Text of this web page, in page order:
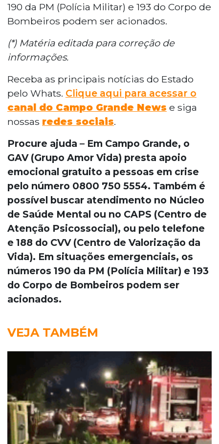
190 da PM (Polícia Militar) e 193 do Corpo de
Bombeiros podem ser acionados.
(*) Matéria editada para correção de
informações.
Receba as principais notícias do Estado
pelo Whats. Clique aqui para acessar o
canal do Campo Grande News e siga
nossas redes sociais.
Procure ajuda – Em Campo Grande, o
GAV (Grupo Amor Vida) presta apoio
emocional gratuito a pessoas em crise
pelo número 0800 750 5554. Também é
possível buscar atendimento no Núcleo
de Saúde Mental ou no CAPS (Centro de
Atenção Psicossocial), ou pelo telefone
e 188 do CVV (Centro de Valorização da
Vida). Em situações emergenciais, os
números 190 da PM (Polícia Militar) e 193
do Corpo de Bombeiros podem ser
acionados.
VEJA TAMBÉM